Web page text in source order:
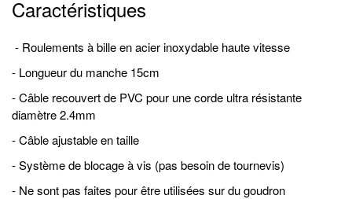
Caractéristiques
- Roulements à bille en acier inoxydable haute vitesse
- Longueur du manche 15cm
- Câble recouvert de PVC pour une corde ultra résistante
diamètre 2.4mm
- Câble ajustable en taille
- Système de blocage à vis (pas besoin de tournevis)
- Ne sont pas faites pour être utilisées sur du goudron